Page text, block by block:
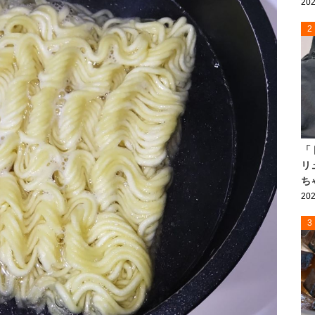
2
リ
ち
3